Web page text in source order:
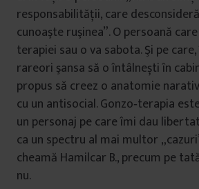
responsabilităţii, care
cunoaşte ruşinea”. O persoană
terapiei sau o va sabota. Şi pe
rareori şansa să o întâlnești în
propus să creez o anatomie
cu un antisocial. Gonzo‑terapia
un personaj pe care îmi dau
ca un spectru al mai multor
cheamă Hamilcar B., precum pe
nu.